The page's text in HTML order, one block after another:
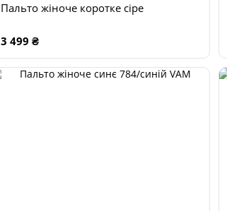
Пальто жіноче коротке сіре
3 499 ₴